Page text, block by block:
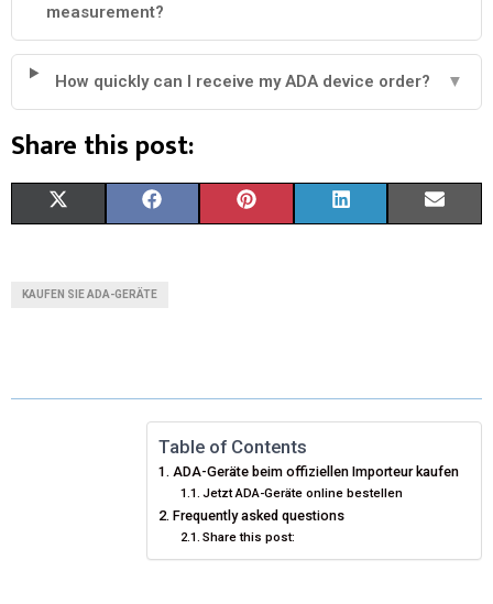
measurement?
How quickly can I receive my ADA device order? ▼
Share this post:
T O
O
K
R
E
S
T
D
N
KAUFEN SIE ADA-GERÄTE
Table of Contents
ADA-Geräte beim offiziellen Importeur kaufen
Jetzt ADA-Geräte online bestellen
Frequently asked questions
Share this post: